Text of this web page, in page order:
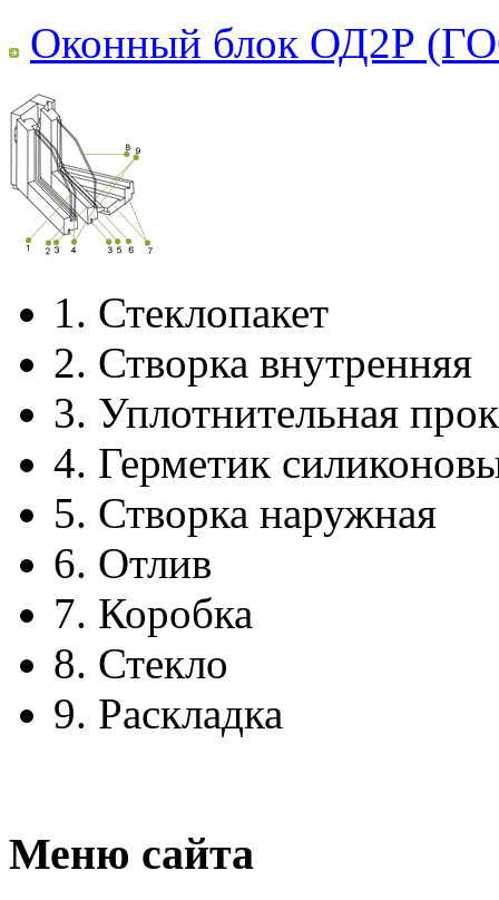
Оконный блок ОД2Р
1. Стеклопакет
2. Створка внутренняя
3. Уплотнительная
4. Герметик
5. Створка наружная
6. Отлив
7. Коробка
8. Стекло
9. Раскладка
Меню сайта